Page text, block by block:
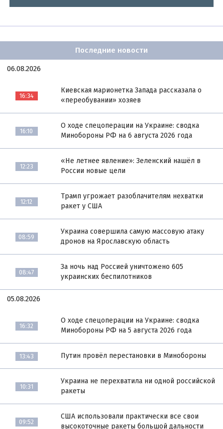
Последние новости
06.08.2026
16:34
Киевская марионетка Запада рассказала о
«переобувании» хозяев
16:10
О ходе спецоперации на Украине: сводка
Минобороны РФ на 6 августа 2026 года
12:23
«Не летнее явление»: Зеленский нашёл в
России новые цели
12:12
Трамп угрожает разоблачителям нехватки
ракет у США
08:59
Украина совершила самую массовую атаку
дронов на Ярославскую область
08:47
За ночь над Россией уничтожено 605
украинских беспилотников
05.08.2026
16:32
О ходе спецоперации на Украине: сводка
Минобороны РФ на 5 августа 2026 года
13:43 Путин провёл перестановки в Минобороны
10:31
Украина не перехватила ни одной российской
ракеты
09:52
США использовали практически все свои
высокоточные ракеты большой дальности